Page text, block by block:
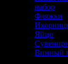
набор
Фляжки
Яйцо
Винный